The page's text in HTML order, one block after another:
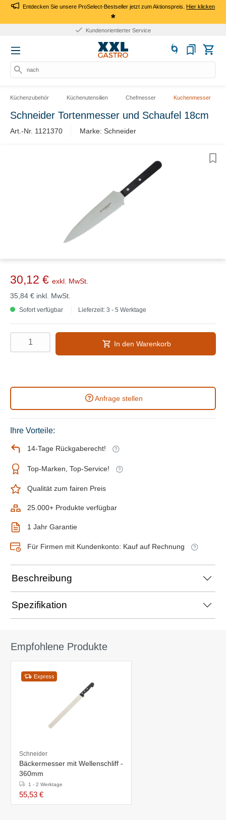
Entdecken Sie unsere ProSelect-Bestseller jetzt zum Aktionspreis.Hier klicken
*
Kundenorientierter Service
nach P
Küchenzubehör Küchenutensilien Chefmesser Kuchenmesser
Schneider Tortenmesser und Schaufel 18cm
Art.-Nr. 1121370 Marke: Schneider
30,12 € exkl. MwSt.
35,84 € inkl. MwSt.
Sofort verfügbar Lieferzeit: 3 - 5 Werktage
In den Warenkorb
Anfrage stellen
Ihre Vorteile:
14-Tage Rückgaberecht!
Top-Marken, Top-Service!
Qualität zum fairen Preis
25.000+ Produkte verfügbar
1 Jahr Garantie
Für Firmen mit Kundenkonto: Kauf auf Rechnung
Beschreibung
Spezifikation
Empfohlene Produkte
Express
Schneider
Bäckermesser mit Wellenschliff -
360mm
1 - 2 Werktage
55,53 €